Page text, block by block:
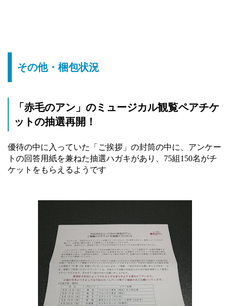
その他・梱包状況
「赤毛のアン」のミュージカル観覧ペアチケ
ットの抽選再開！
優待の中に入っていた「ご挨拶」の封筒の中に、アンケー
トの回答用紙を兼ねた抽選ハガキがあり、75組150名がチ
ケットをもらえるようです